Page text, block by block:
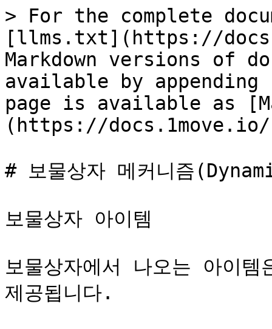
> For the complete
[llms.txt](https://
Markdown versions of
available by
page is available as
(https://docs.1move.io/
# 보물상자 메커니즘
보물상자 아이템
보물상자에서 나오는 아이
제공됩니다.